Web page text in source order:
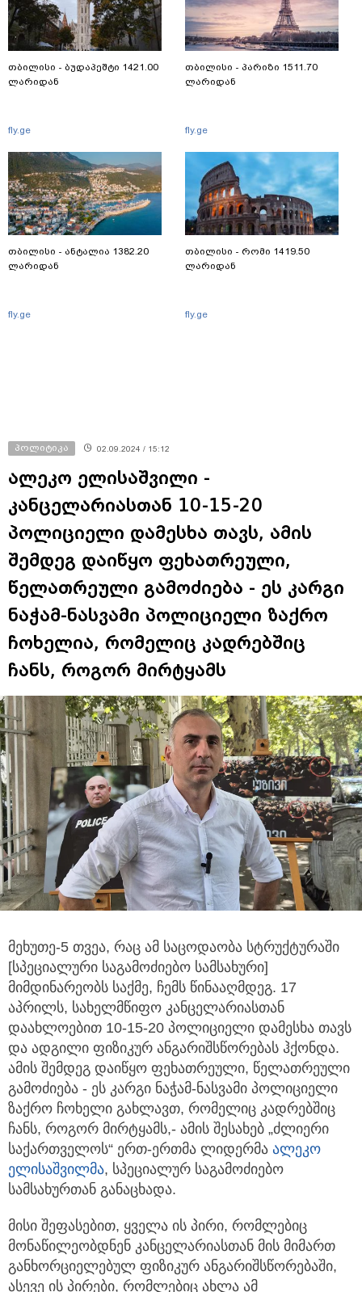
თბილისი - ბუდაპეშტი 1421.00
ლარიდან
fly.ge
თბილისი - ანტალია 1382.20
ლარიდან
fly.ge
თბილისი - პარიზი 1511.70
ლარიდან
fly.ge
თბილისი - რომი 1419.50
ლარიდან
fly.ge
პოლიტიკა 02.09.2024 / 15:12
ალეკო ელისაშვილი -
კანცელარიასთან 10-15-20
პოლიციელი დამესხა თავს, ამის
შემდეგ დაიწყო ფეხათრეული,
წელათრეული გამოძიება - ეს კარგი
ნაჭამ-ნასვამი პოლიციელი ზაქრო
ჩოხელია, რომელიც კადრებშიც
ჩანს, როგორ მირტყამს
მეხუთე-5 თვეა, რაც ამ საცოდაობა სტრუქტურაში
[სპეციალური საგამოძიებო სამსახური]
მიმდინარეობს საქმე, ჩემს წინააღმდეგ. 17
აპრილს, სახელმწიფო კანცელარიასთან
დაახლოებით 10-15-20 პოლიციელი დამესხა თავს
და ადგილი ფიზიკურ ანგარიშსწორებას ჰქონდა.
ამის შემდეგ დაიწყო ფეხათრეული, წელათრეული
გამოძიება - ეს კარგი ნაჭამ-ნასვამი პოლიციელი
ზაქრო ჩოხელი გახლავთ, რომელიც კადრებშიც
ჩანს, როგორ მირტყამს,- ამის შესახებ „ძლიერი
საქართველოს“ ერთ-ერთმა ლიდერმა ალეკო
ელისაშვილმა, სპეციალურ საგამოძიებო
სამსახურთან განაცხადა.
მისი შეფასებით, ყველა ის პირი, რომლებიც
მონაწილეობდნენ კანცელარიასთან მის მიმართ
განხორციელებულ ფიზიკურ ანგარიშსწორებაში,
ასევე ის პირები, რომლებიც ახლა ამ